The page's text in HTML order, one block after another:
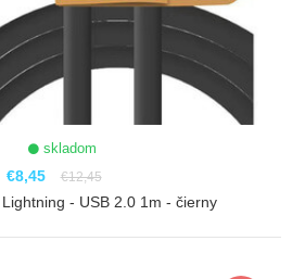
skladom
€8,45 €12,45
- USB 2.0 1m - čierny